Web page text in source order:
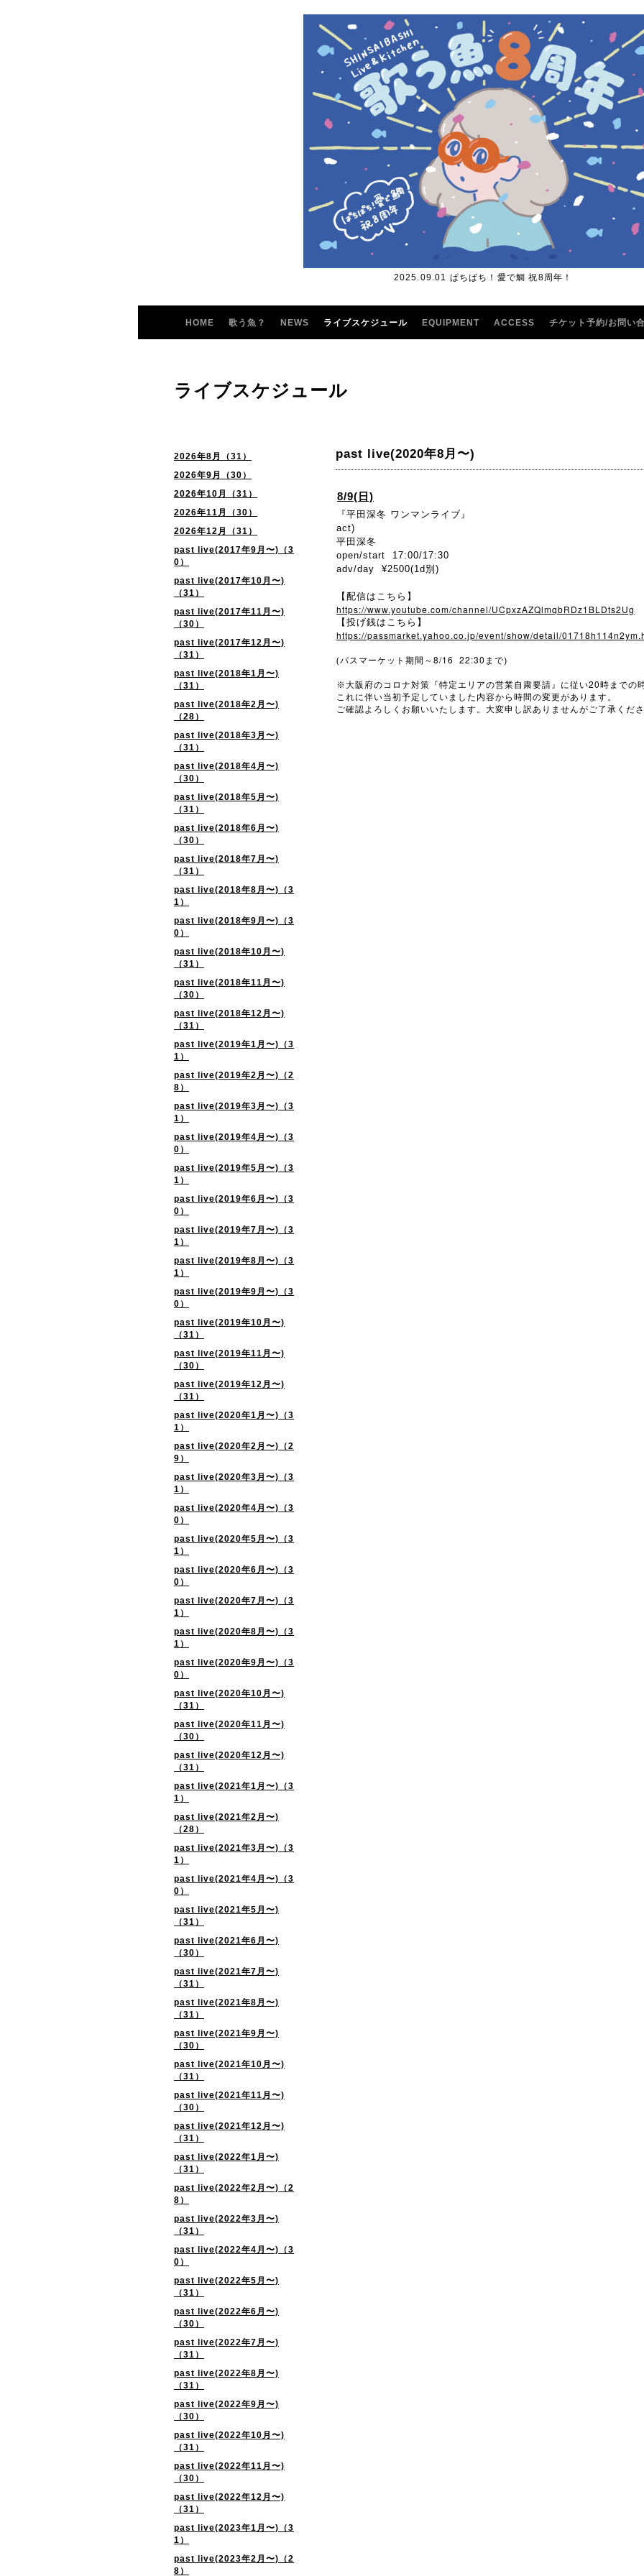
2025.09.01 ぱちぱち！愛で鯛 祝8周年！
HOME 歌う魚？ NEWS ライブスケジュール EQUIPMENT ACCESS チケット予約/お問い
2026年8月（31）
2026年9月（30）
2026年10月（31）
2026年11月（30）
2026年12月（31）
past live(2017年9月〜)（3
0）
past live(2017年10月〜)
（31）
past live(2017年11月〜)
（30）
past live(2017年12月〜)
（31）
past live(2018年1月〜)
（31）
past live(2018年2月〜)
（28）
past live(2018年3月〜)
（31）
past live(2018年4月〜)
（30）
past live(2018年5月〜)
（31）
past live(2018年6月〜)
（30）
past live(2018年7月〜)
（31）
past live(2018年8月〜)（3
1）
past live(2018年9月〜)（3
0）
past live(2018年10月〜)
（31）
past live(2018年11月〜)
（30）
past live(2018年12月〜)
（31）
past live(2019年1月〜)（3
1）
past live(2019年2月〜)（2
8）
past live(2019年3月〜)（3
1）
past live(2019年4月〜)（3
0）
past live(2019年5月〜)（3
1）
past live(2019年6月〜)（3
0）
past live(2019年7月〜)（3
1）
past live(2019年8月〜)（3
1）
past live(2019年9月〜)（3
0）
past live(2019年10月〜)
（31）
past live(2019年11月〜)
（30）
past live(2019年12月〜)
（31）
past live(2020年1月〜)（3
1）
past live(2020年2月〜)（2
9）
past live(2020年3月〜)（3
1）
past live(2020年4月〜)（3
0）
past live(2020年5月〜)（3
1）
past live(2020年6月〜)（3
0）
past live(2020年7月〜)（3
1）
past live(2020年8月〜)（3
1）
past live(2020年9月〜)（3
0）
past live(2020年10月〜)
（31）
past live(2020年11月〜)
（30）
past live(2020年12月〜)
（31）
past live(2021年1月〜)（3
1）
past live(2021年2月〜)
（28）
past live(2021年3月〜)（3
1）
past live(2021年4月〜)（3
0）
past live(2021年5月〜)
（31）
past live(2021年6月〜)
（30）
past live(2021年7月〜)
（31）
past live(2021年8月〜)
（31）
past live(2021年9月〜)
（30）
past live(2021年10月〜)
（31）
past live(2021年11月〜)
（30）
past live(2021年12月〜)
（31）
past live(2022年1月〜)
（31）
past live(2022年2月〜)（2
8）
past live(2022年3月〜)
（31）
past live(2022年4月〜)（3
0）
past live(2022年5月〜)
（31）
past live(2022年6月〜)
（30）
past live(2022年7月〜)
（31）
past live(2022年8月〜)
（31）
past live(2022年9月〜)
（30）
past live(2022年10月〜)
（31）
past live(2022年11月〜)
（30）
past live(2022年12月〜)
（31）
past live(2023年1月〜)（3
1）
past live(2023年2月〜)（2
8）
ライブスケジュール
past live(2020年8月〜)
8/9(日)
『平田深冬 ワンマンライブ』
act)
平田深冬
open/start 17:00/17:30
adv/day ¥2500(1d別)
【配信はこちら】
https://www.youtube.com/channel/UCpxzAZQlmqbRDz1BLDts2Ug
【投げ銭はこちら】
https://passmarket.yahoo.co.jp/event/show/detail/
(パスマーケット期間～ 8/16 22:30 まで)
※大阪府のコロナ対策『特定エリアの営業自粛要請』に従い20時までの
これに伴い当初予定していました内容から時間の変更があります。
ご確認よろしくお願いいたします。大変申し訳ありませんがご了承くださ